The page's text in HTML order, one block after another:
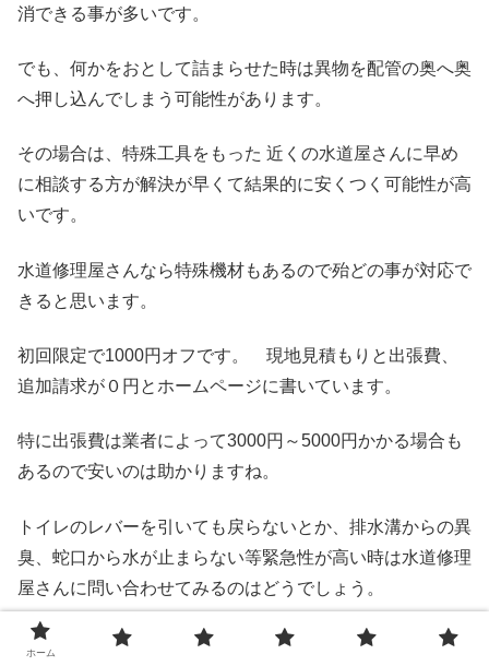
消できる事が多いです。
でも、何かをおとして詰まらせた時は異物を配管の奥へ奥
へ押し込んでしまう可能性があります。
その場合は、特殊工具をもった 近くの水道屋さんに早め
に相談する方が解決が早くて結果的に安くつく可能性が高
いです。
水道修理屋さんなら特殊機材もあるので殆どの事が対応で
きると思います。
初回限定で1000円オフです。 現地見積もりと出張費、
追加請求が０円とホームページに書いています。
特に出張費は業者によって3000円～5000円かかる場合も
あるので安いのは助かりますね。
トイレのレバーを引いても戻らないとか、排水溝からの異
臭、蛇口から水が止まらない等緊急性が高い時は水道修理
屋さんに問い合わせてみるのはどうでしょう。
最短30分で水回りのトラブルを即・
ホーム